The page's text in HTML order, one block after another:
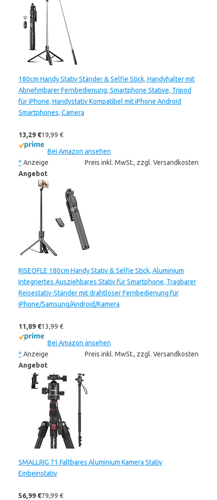
180cm Handy Stativ Ständer & Selfie Stick, Handyhalter mit
Abnehmbarer Fernbedienung, Smartphone Stative, Tripod
für iPhone, Handystativ Kompatibel mit iPhone Android
Smartphones, Camera
13,29 €19,99 €
Bei Amazon ansehen
* Anzeige
Preis inkl. MwSt., zzgl. Versandkosten
Angebot
RISEOFLE 180cm Handy Stativ & Selfie Stick, Aluminium
Integriertes Ausziehbares Stativ für Smartphone, Tragbarer
Reisestativ-Ständer mit drahtloser Fernbedienung für
iPhone/Samsung/Android/Kamera
11,89 €13,99 €
Bei Amazon ansehen
* Anzeige
Preis inkl. MwSt., zzgl. Versandkosten
Angebot
SMALLRIG 71 Faltbares Aluminium Kamera Stativ
Einbeinstativ
56,99 €79,99 €